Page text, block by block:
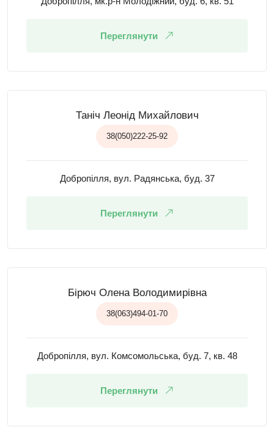
Переглянути
Таніч Леонід Михайлович
38(050)222-25-92
Добропілля, вул. Радянська, буд. 37
Переглянути
Бірюч Олена Володимирівна
38(063)494-01-70
Добропілля, вул. Комсомольська, буд. 7, кв. 48
Переглянути